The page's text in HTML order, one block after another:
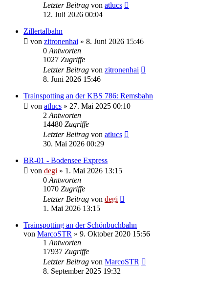
Letzter Beitrag von atlucs
12. Juli 2026 00:04
Zillertalbahn
von zitronenhai » 8. Juni 2026 15:46
0 Antworten
1027 Zugriffe
Letzter Beitrag von zitronenhai
8. Juni 2026 15:46
Trainspotting an der KBS 786: Remsbahn
von atlucs » 27. Mai 2025 00:10
2 Antworten
14480 Zugriffe
Letzter Beitrag von atlucs
30. Mai 2026 00:29
BR-01 - Bodensee Express
von degi » 1. Mai 2026 13:15
0 Antworten
1070 Zugriffe
Letzter Beitrag von degi
1. Mai 2026 13:15
Trainspotting an der Schönbuchbahn
von MarcoSTR » 9. Oktober 2020 15:56
1 Antworten
17937 Zugriffe
Letzter Beitrag von MarcoSTR
8. September 2025 19:32